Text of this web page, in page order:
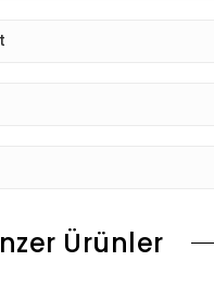
Ürünler